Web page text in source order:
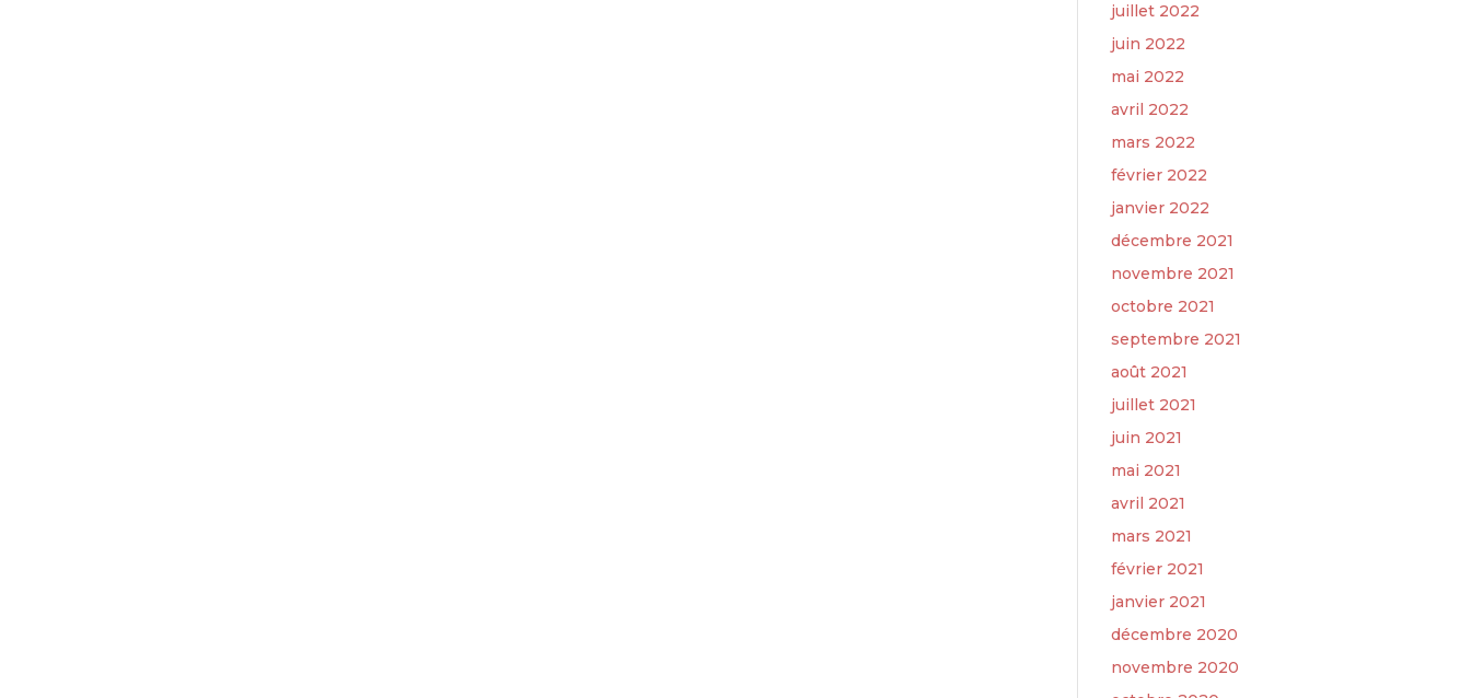
juillet 2022
juin 2022
mai 2022
avril 2022
mars 2022
février 2022
janvier 2022
décembre 2021
novembre 2021
octobre 2021
septembre 2021
août 2021
juillet 2021
juin 2021
mai 2021
avril 2021
mars 2021
février 2021
janvier 2021
décembre 2020
novembre 2020